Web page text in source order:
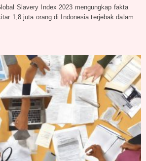
Slavery Index 2023 mengungkap fakta
1,8 juta orang di Indonesia terjebak dalam